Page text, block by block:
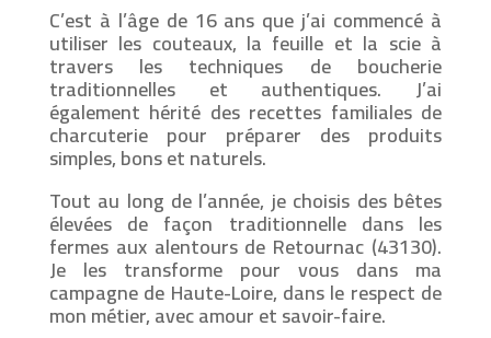
C’est à l’âge de 16 ans que j’ai commencé à
utiliser les couteaux, la feuille et la scie à
travers les techniques de boucherie
traditionnelles et authentiques. J’ai
également hérité des recettes familiales de
charcuterie pour préparer des produits
simples, bons et naturels.
Tout au long de l’année, je choisis des bêtes
élevées de façon traditionnelle dans les
fermes aux alentours de Retournac (43130).
Je les transforme pour vous dans ma
campagne de Haute-Loire, dans le respect de
mon métier, avec amour et savoir-faire.